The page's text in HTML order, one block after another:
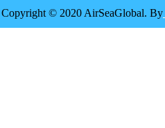
Copyright © 2020 AirSeaGlobal. By